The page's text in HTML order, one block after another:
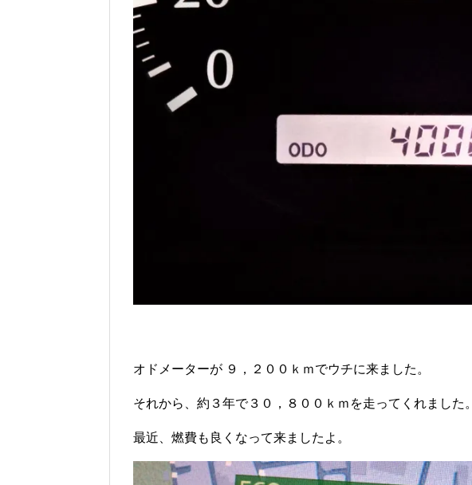
オドメーターが ９，２００ｋｍでウチに来ました。
それから、約３年で３０，８００ｋｍを走ってくれました。
最近、燃費も良くなって来ましたよ。